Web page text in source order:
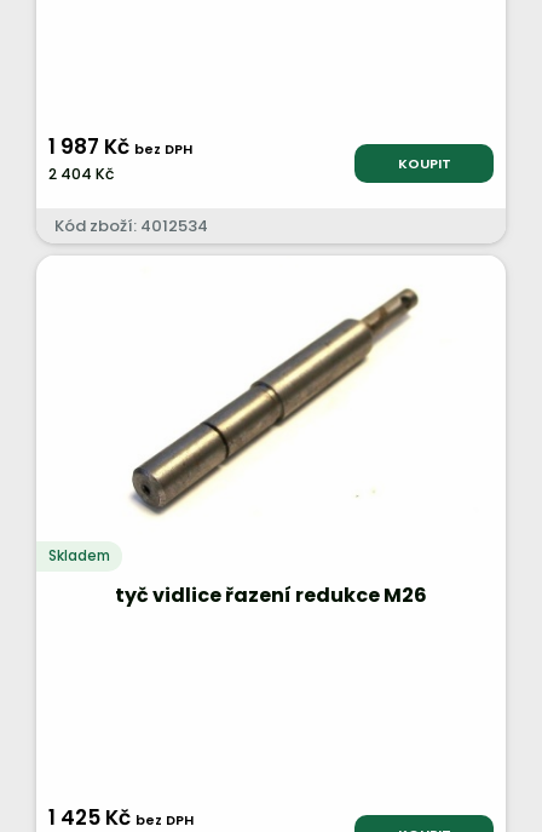
1 987 Kč bez DPH
2 404 Kč KOUPIT
Kód zboží: 4012534
Skladem
tyč vidlice řazení redukce M26
1 425 Kč bez DPH